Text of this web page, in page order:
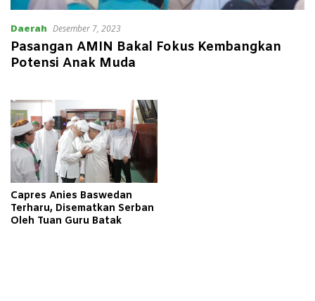
Daerah Desember 7, 2023
Pasangan AMIN Bakal Fokus Kembangkan
Potensi Anak Muda
Capres Anies Baswedan
Terharu, Disematkan Serban
Oleh Tuan Guru Batak